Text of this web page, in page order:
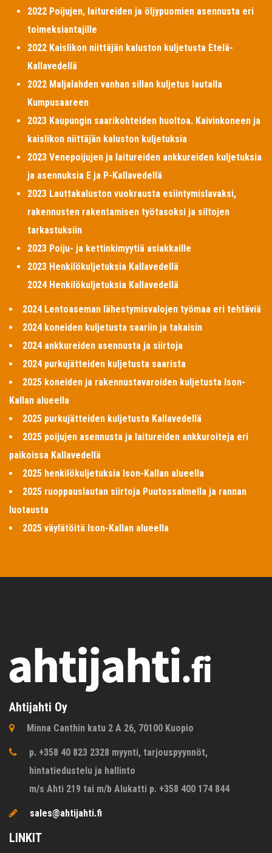
2022 Poijujen, laitureiden ja öljypuomien asennusta eri
toimeksiantajille
2022 Kaislikon niittäjän kaluston kuljetusta Etelä-
Kallavedellä
2022 Maljalahden vanhan sillan kuljetus lautalla
Kumpusaareen
2023 Kaupungin saarikohteiden huoltoa. Kaivinkoneen ja
kaislikon niittäjän kaluston kuljetuksia
2023 Venepoijujen ja laitureiden ankkureiden kuljetuksia
ja asennuksia E ja P-Kallavedellä
2023 Lauttakaluston vuokrausta esiintymislavaksi,
rakennusten rakentamisen työtasoksi ja siltojen
tarkastuksiin
2023 Poiju- ja kettinkimyytiä asiakkaille
2023 Henkilökuljetuksia Kallavedellä
2024 Henkilökuljetuksia Kallavedellä
2024 Lentoaseman lähestymisvalojen työmaa eri tehtäviä
2024 koneiden kuljetusta saariin ja takaisin
2024 ankkureiden asennusta ja siirtoja
2024 purkujätteiden kuljetusta saarista
2025 koneiden ja rakennustavaroiden kuljetusta Ison-
Kallan alueella
2025 purkujätteiden kuljetusta Kallavedellä
2025 poijujen asennusta ja laitureiden ankkuroiteja eri
paikoissa Kallavedellä
2025 henkilökuljetuksia Ison-Kallan alueella
2025 ruoppauslautan siirtoja Puutossalmella ja rannan
luotausta
2025 väylätöitä Ison-Kallan alueella
Ahtijahti Oy
Minna Canthin katu 2 A 26, 70100 Kuopio
p. +358 40 823 2328 myynti, tarjouspyynnöt,
hintatiedustelu ja hallinto
m/s Ahti 219 tai m/b Alukatti p. +358 400 174 844
sales@ahtijahti.fi
LINKIT